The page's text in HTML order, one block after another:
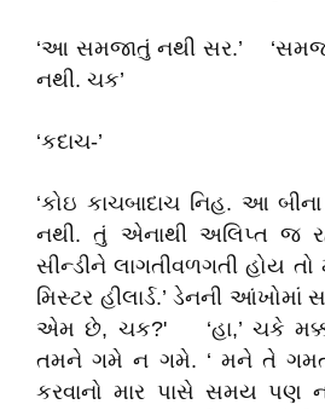
‘આ સમજાતું નથી સર.’
નથી. ચક’
‘કદાચ-’
‘કોઇ કાચબાદાચ નિહ. આ
નથી. તું એનાથી અલિપ્ત
સીન્ડીને લાગતીવળગતી હોય
મિસ્ટર હીલાર્ડ.’ ડેનની આંખોમાં
એમ છે, ચક?' ‘હા,’ ચકે
તમને ગમે ન ગમે. ‘ મને તે
કરવાનો માર પાસે સમય પણ